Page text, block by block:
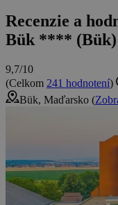
Recenzie a
Bük **** (Bük)
9,7/10
(Celkom 241 hodnotení)
Bük, Maďarsko (